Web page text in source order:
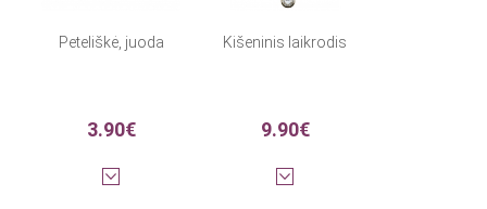
Peteliškė, juoda
3.90€
Kišeninis laikrodis
9.90€